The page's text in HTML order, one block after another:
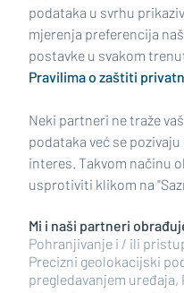
Impressum Uvjeti korištenja
Politika kolačića Kontakt
Oglašavanje
RUBRIKE
BRODSKO-POSAVSKA
POŽEŠKO-SLAVONSKA
podataka u svrhu
mjerenja preferencija
postavke u svakom
Pravilima o zaštiti
Neki partneri ne traže
podataka već se
interes. Takvom načinu
usprotiviti klikom na
Mi i naši partneri
Pohranjivanje i / ili
Precizni geolokacijski
pregledavanjem